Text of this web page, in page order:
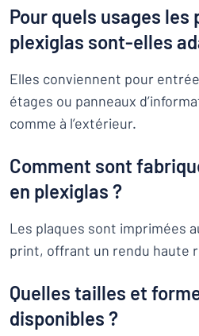
Pour quels usages les
plexiglas sont-elles
Elles conviennent pour
étages ou panneaux
comme à l’extérieur.
Comment sont
en plexiglas ?
Les plaques sont imprimées
print, offrant un rendu haute
Quelles tailles et
disponibles ?